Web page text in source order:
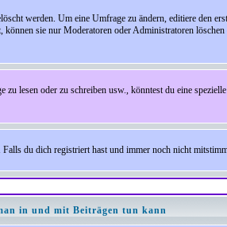
werden. Um eine Umfrage zu ändern, editiere den
sie nur Moderatoren oder Administratoren
lesen oder zu schreiben usw., könntest du eine
du dich registriert hast und immer noch nicht
in und mit Beiträgen tun kann